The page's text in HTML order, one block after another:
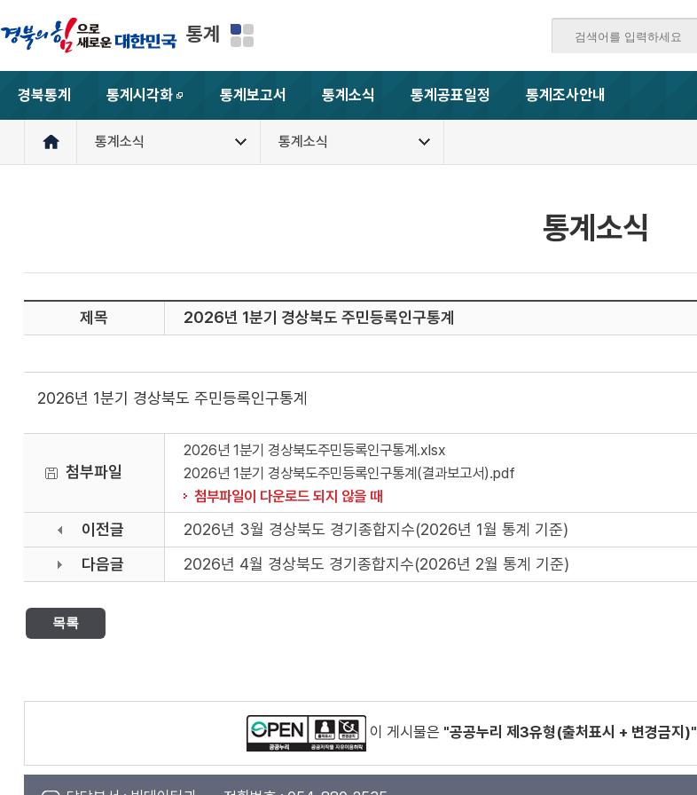
통계
경북통계
통계시각화
새창
통계보고서 통계소식 통계공표일정 통계조사안내
통계소식 통계소식
통계소식
제목
2026년 1분기 경상북도 주민등록인구통계
2026년 1분기 경상북도 주민등록인구통계
첨부파일
2026년 1분기 경상북도주민등록인구통계.xlsx
2026년 1분기 경상북도주민등록인구통계(결과보고서).pdf
첨부파일이 다운로드 되지 않을 때
이전글
2026년 3월 경상북도 경기종합지수(2026년 1월 통계 기준)
다음글
2026년 4월 경상북도 경기종합지수(2026년 2월 통계 기준)
목록
이 게시물은 "공공누리 제3유형(출처표시 + 변경금지)"